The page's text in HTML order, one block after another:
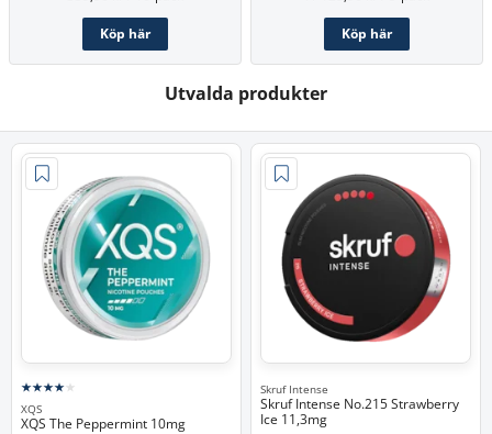
Köp här Köp här
Utvalda produkter
XQS
XQS The Peppermint 10mg
Skruf Intense
Skruf Intense No.215 Strawberry
Ice 11,3mg